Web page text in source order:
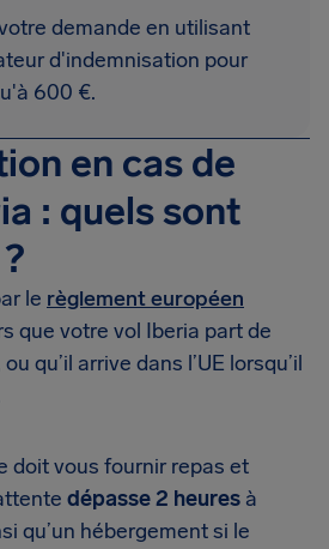
demande en utilisant
d'indemnisation pour
600 €.
en cas de
: quels sont
le règlement européen
que votre vol Iberia part de
qu’il arrive dans l’UE lorsqu’il
doit vous fournir repas et
dépasse 2 heures à
qu’un hébergement si le